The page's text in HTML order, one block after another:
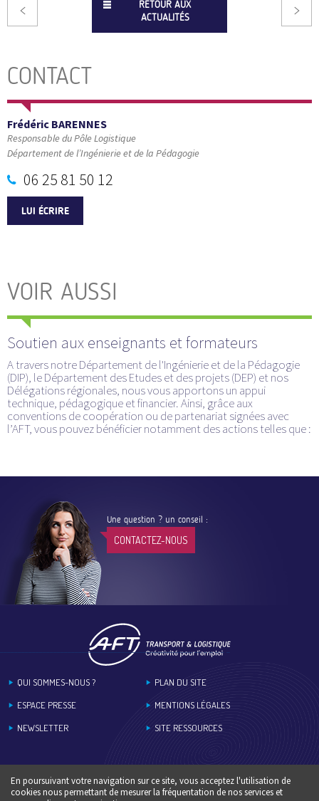
RETOUR AUX
ACTUALITÉS
CONTACT
Frédéric BARENNES
Responsable du Pôle Logistique
Département de l’Ingénierie et de la Pédagogie
06 25 81 50 12
LUI ÉCRIRE
VOIR AUSSI
Soutien aux enseignants et formateurs
A travers notre Département de l'Ingénierie et de la Pédagogie
(DIP), le Département des Etudes et des projets (DEP) et nos
Délégations régionales, nous vous apportons un appui
technique, pédagogique et financier. Ainsi, grâce aux
conventions de coopération ou de partenariat signées avec
l’AFT, vous pouvez bénéficier notamment des actions telles que :
Une question ? un conseil :
CONTACTEZ-NOUS
QUI SOMMES-NOUS ?
ESPACE PRESSE
NEWSLETTER
PLAN DU SITE
MENTIONS LÉGALES
SITE RESSOURCES
En poursuivant votre navigation sur ce site, vous acceptez l'utilisation de
cookies nous permettant de mesurer la fréquentation de nos services et